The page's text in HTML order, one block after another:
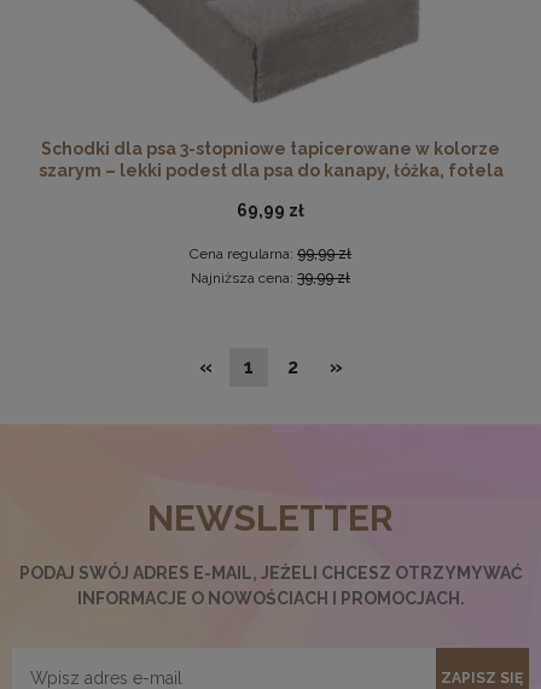
32,99 zł
Schodki dla psa 3-stopniowe tapicerowane w kolorze
szarym – lekki podest dla psa do kanapy, łóżka, fotela
69,99 zł
Cena regularna: 99,99 zł
Najniższa cena: 39,99 zł
« 1 2 »
NEWSLETTER
PODAJ SWÓJ ADRES E-MAIL, JEŻELI CHCESZ OTRZYMYWAĆ
INFORMACJE O NOWOŚCIACH I PROMOCJACH.
ZAPISZ SIĘ